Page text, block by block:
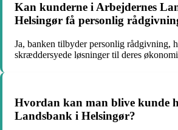
Kan kunderne i Arbejdernes
Helsingør få personlig
Ja, banken tilbyder personlig rådgivning,
skræddersyede løsninger til deres
Hvordan kan man blive kunde
Landsbank i Helsingør?